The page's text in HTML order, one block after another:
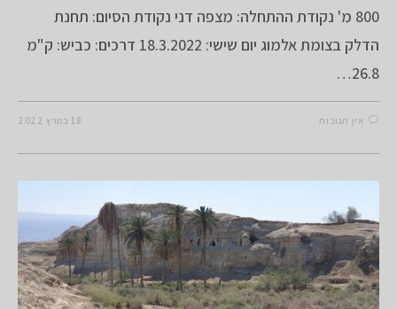
800 מ' נקודת ההתחלה: מצפה דני נקודת הסיום: תחנת
הדלק בצומת אלמוג יום שישי: 18.3.2022 דרכים: כביש: ק"מ
26.8…
אין תגובות 18 במרץ 2022